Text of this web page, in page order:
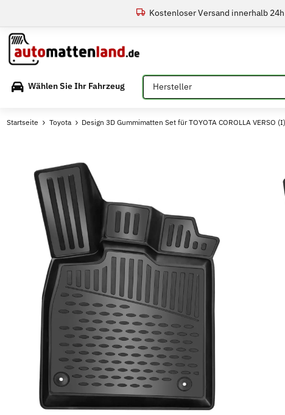
Kostenloser Versand innerhalb 24h
Wählen Sie Ihr Fahrzeug Bitte auswählen
Startseite Toyota Design 3D Gummimatten Set für TOYOTA COROLLA VERSO